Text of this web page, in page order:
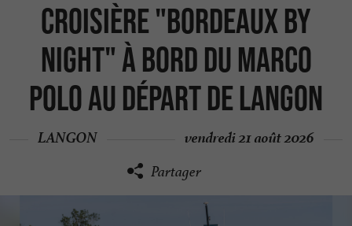
Croisière "Bordeaux by
night" à bord du Marco
Polo au départ de Langon
LANGON vendredi 21 août 2026
Partager